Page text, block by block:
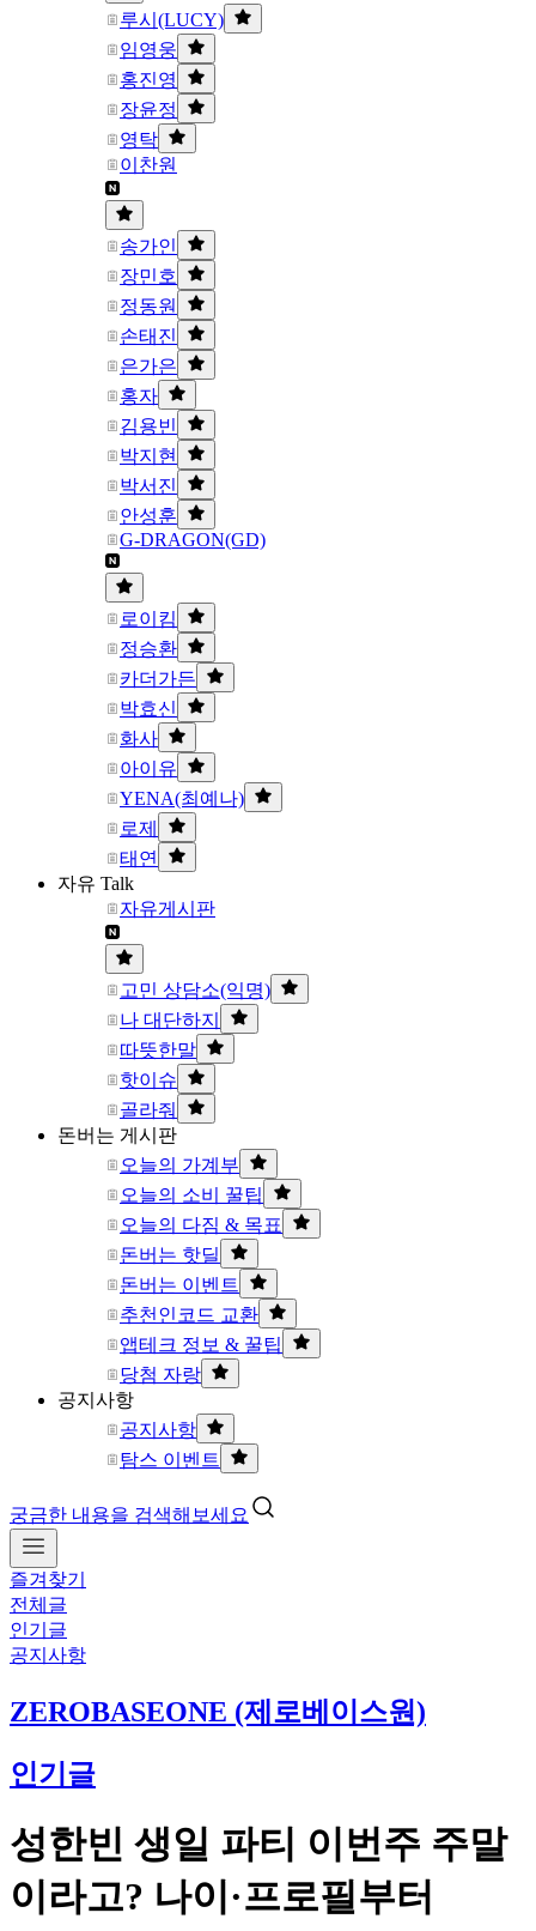
루시(LUCY)
임영웅
홍진영
장윤정
영탁
이찬원
송가인
장민호
정동원
손태진
은가은
홍자
김용빈
박지현
박서진
안성훈
G-DRAGON(GD)
로이킴
정승환
카더가든
박효신
화사
아이유
YENA(최예나)
로제
태연
자유 Talk
자유게시판
고민 상담소(익명)
나 대단하지
따뜻한말
핫이슈
골라줘
돈버는 게시판
오늘의 가계부
오늘의 소비 꿀팁
오늘의 다짐 & 목표
돈버는 핫딜
돈버는 이벤트
추천인코드 교환
앱테크 정보 & 꿀팁
당첨 자랑
공지사항
공지사항
탐스 이벤트
궁금한 내용을 검색해보세요
즐겨찾기
전체글
인기글
공지사항
ZEROBASEONE (제로베이스원)
인기글
성한빈 생일 파티 이번주 주말
이라고? 나이·프로필부터